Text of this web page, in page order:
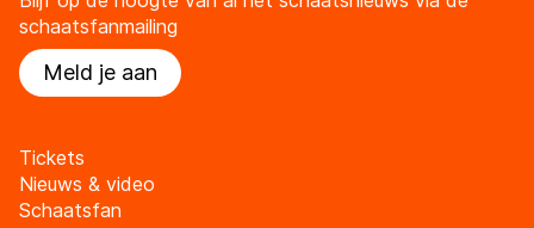
schaatsfanmailing
Meld je aan
Tickets
Nieuws & video
Schaatsfan